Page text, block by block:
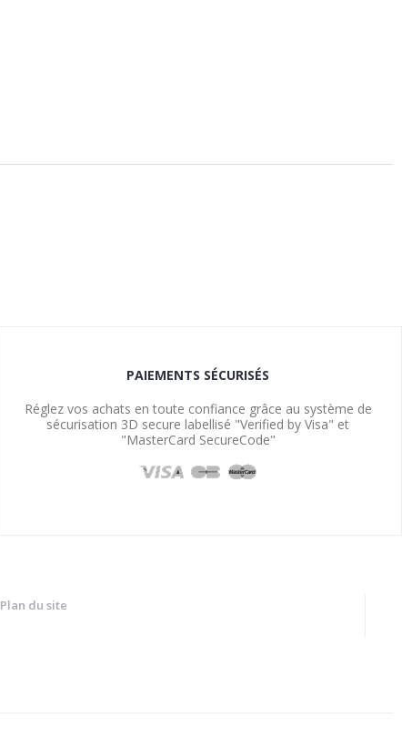
PAIEMENTS SÉCURISÉS
Réglez vos achats en toute confiance grâce au système de
sécurisation 3D secure labellisé "Verified by Visa" et
"MasterCard SecureCode"
Plan du site